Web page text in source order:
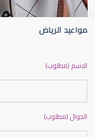
مواعيد الرياض
الاسم (مطلوب)
الجوال (مطلوب)